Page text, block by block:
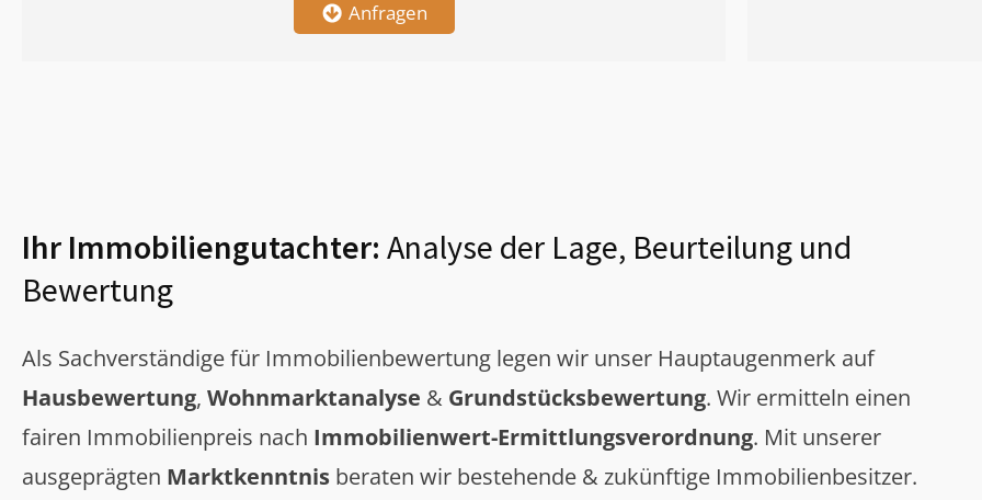
Anfragen
Ihr Immobiliengutachter: Analyse der Lage, Beurteilung und
Bewertung
Als Sachverständige für Immobilienbewertung legen wir unser Hauptaugenmerk auf
Hausbewertung, Wohnmarktanalyse & Grundstücksbewertung. Wir ermitteln einen
fairen Immobilienpreis nach Immobilienwert-Ermittlungsverordnung. Mit unserer
ausgeprägten Marktkenntnis beraten wir bestehende & zukünftige Immobilienbesitzer.